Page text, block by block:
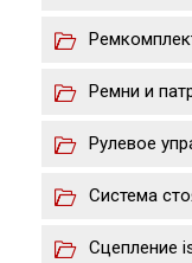
Ремни и
Рулевое
Система
Сцепление